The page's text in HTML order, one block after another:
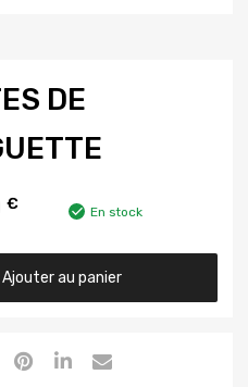
DE
€ En stock
Ajouter au panier